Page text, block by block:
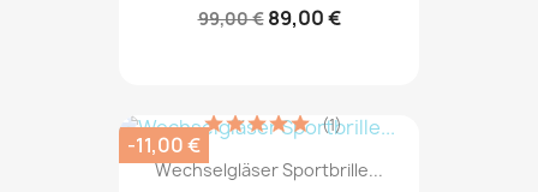
99,00 € 89,00 €
Wechselgläser Sportbrille...
(1)
-11,00 €